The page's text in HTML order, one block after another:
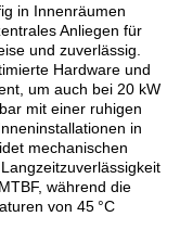
in Innenräumen
Anliegen für
und zuverlässig.
Hardware und
um auch bei 20 kW
mit einer ruhigen
in
mechanischen
während die
von 45 °C